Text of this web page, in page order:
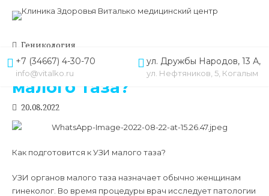
+7 (34667) 4-30-70
info@vitalko.ru
ул. Дружбы Народов, 13 А,
ул. Нефтяников, 5, Когалым
Геникология
Как подготовится к УЗИ
малого таза?
20.08.2022
Как подготовится к УЗИ малого таза?
УЗИ органов малого таза назначает обычно женщинам
гинеколог. Во время процедуры врач исследует патологии